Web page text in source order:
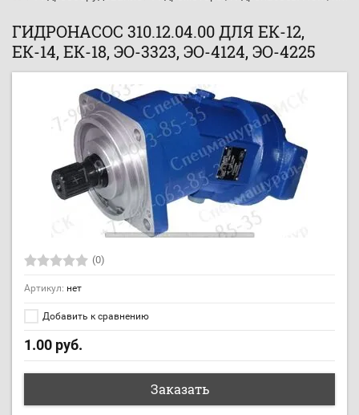
ГИДРОНАСОС 310.12.04.00 ДЛЯ ЕК-12,
ЕК-14, ЕК-18, ЭО-3323, ЭО-4124, ЭО-4225
(0)
Артикул: нет
Добавить к сравнению
1.00 руб.
Заказать